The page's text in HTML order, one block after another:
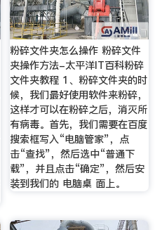
粉碎文件夹怎么操作 粉碎文件
夹操作方法-太平洋IT百科粉碎
文件夹教程 1、粉碎文件夹的时
候，我们最好使用软件来粉碎，
这样才可以在粉碎之后，消灭所
有病毒。首先，我们需要在百度
搜索框写入“电脑管家”，点
击“查找”，然后选中“普通下
载”，并且点击“确定”，然后安
装到我们的 电脑桌 面上。